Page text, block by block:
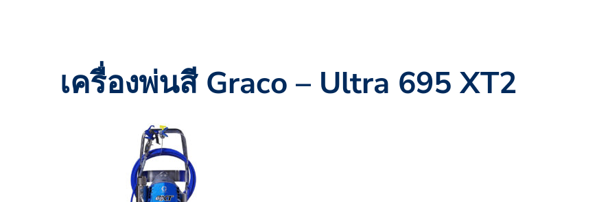
เครื่องพ่นสี Graco – Ultra 695 XT2